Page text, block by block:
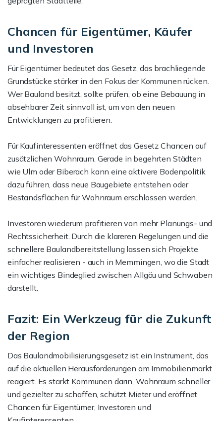
Chancen für Eigentümer, Käufer
und Investoren
Für Eigentümer bedeutet das Gesetz, das brachliegende
Grundstücke stärker in den Fokus der Kommunen rücken.
Wer Bauland besitzt, sollte prüfen, ob eine Bebauung in
absehbarer Zeit sinnvoll ist, um von den neuen
Entwicklungen zu profitieren.
Für Kaufinteressenten eröffnet das Gesetz Chancen auf
zusätzlichen Wohnraum. Gerade in begehrten Städten
wie Ulm oder Biberach kann eine aktivere Bodenpolitik
dazu führen, dass neue Baugebiete entstehen oder
Bestandsflächen für Wohnraum erschlossen werden.
Investoren wiederum profitieren von mehr Planungs- und
Rechtssicherheit. Durch die klareren Regelungen und die
schnellere Baulandbereitstellung lassen sich Projekte
einfacher realisieren - auch in Memmingen, wo die Stadt
ein wichtiges Bindeglied zwischen Allgäu und Schwaben
darstellt.
Fazit: Ein Werkzeug für die Zukunft
der Region
Das Baulandmobilisierungsgesetz ist ein Instrument, das
auf die aktuellen Herausforderungen am Immobilienmarkt
reagiert. Es stärkt Kommunen darin, Wohnraum schneller
und gezielter zu schaffen, schützt Mieter und eröffnet
Chancen für Eigentümer, Investoren und